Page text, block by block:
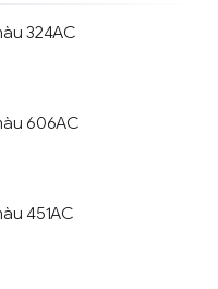
324AC
606AC
451AC